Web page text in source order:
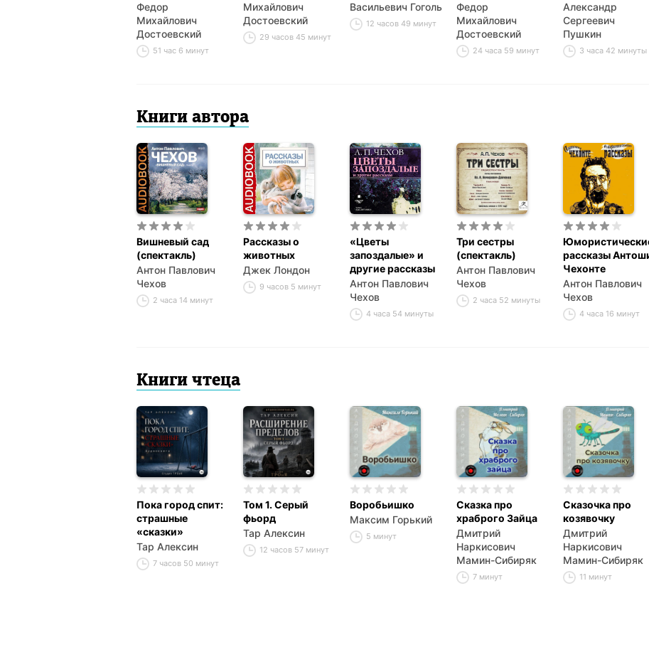
Федор
Михайлович
Достоевский
51 час 6 минут
Михайлович
Достоевский
29 часов 45 минут
Васильевич Гоголь
12 часов 49 минут
Федор
Михайлович
Достоевский
24 часа 59 минут
Александр
Сергеевич
Пушкин
3 часа 42 минуты
Книги автора
Вишневый сад
(спектакль)
Антон Павлович
Чехов
2 часа 14 минут
Рассказы о
животных
Джек Лондон
9 часов 5 минут
«Цветы
запоздалые» и
другие рассказы
Антон Павлович
Чехов
4 часа 54 минуты
Три сестры
(спектакль)
Антон Павлович
Чехов
2 часа 52 минуты
рассказы
Чехонте
Антон Павлович
Чехов
4 часа 16 минут
Книги чтеца
Пока город спит:
страшные
«сказки»
Тар Алексин
7 часов 50 минут
Том 1. Серый
фьорд
Тар Алексин
12 часов 57 минут
Воробьишко
Максим Горький
5 минут
Сказка про
храброго Зайца
Дмитрий
Наркисович
Мамин-Сибиряк
7 минут
Сказочка про
козявочку
Дмитрий
Наркисович
Мамин-Сибиряк
11 минут